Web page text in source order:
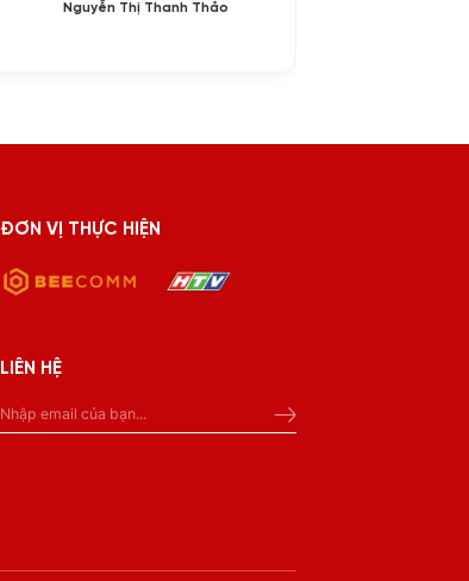
Nguyễn Thị Thanh Thảo
ĐƠN VỊ THỰC HIỆN
LIÊN HỆ